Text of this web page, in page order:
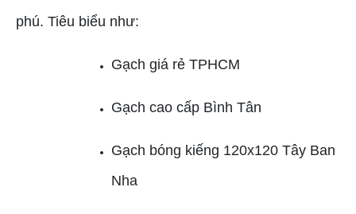
phú. Tiêu biểu như:
Gạch giá rẻ TPHCM
Gạch cao cấp Bình Tân
Gạch bóng kiếng 120x120 Tây Ban
Nha